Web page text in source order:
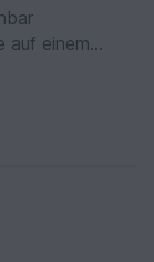
auf einem
und